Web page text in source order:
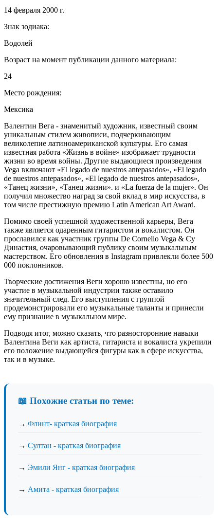
14 февраля 2000 г.
Знак зодиака:
Водолей
Возраст на момент публикации данного материала:
24
Место рождения:
Мексика
Валентин Вега - знаменитый художник, известный своим
уникальным стилем живописи, подчеркивающим
великолепие латиноамериканской культуры. Его самая
известная работа «Жизнь в войне» изображает трудности
жизни во время войны. Другие выдающиеся произведения
Vega включают «El legado de nuestros antepasados», «El legado
de nuestros antepasados», «El legado de nuestros antepasados»,
«Танец жизни», «Танец жизни». и «La fuerza de la mujer». Он
получил множество наград за свой вклад в мир искусства, в
том числе престижную премию Latin American Art Award.
Помимо своей успешной художественной карьеры, Вега
также является одаренным гитаристом и вокалистом. Он
прославился как участник группы De Cornelio Vega & Су
Династия, очаровывающий публику своим музыкальным
мастерством. Его обновления в Instagram привлекли более 500
000 поклонников.
Творческие достижения Веги хорошо известны, но его
участие в музыкальной индустрии также оставило
значительный след. Его выступления с группой
продемонстрировали его музыкальные таланты и принесли
ему признание в музыкальном мире.
Подводя итог, можно сказать, что разносторонние навыки
Валентина Веги как артиста, гитариста и вокалиста укрепили
его положение выдающейся фигуры как в сфере искусства,
так и в музыке.
📖 Похожие статьи по теме:
→ Флинт- краткая биография
→ Султан - краткая биография
→ Эмили Янг - краткая биография
→ Амита - краткая биография